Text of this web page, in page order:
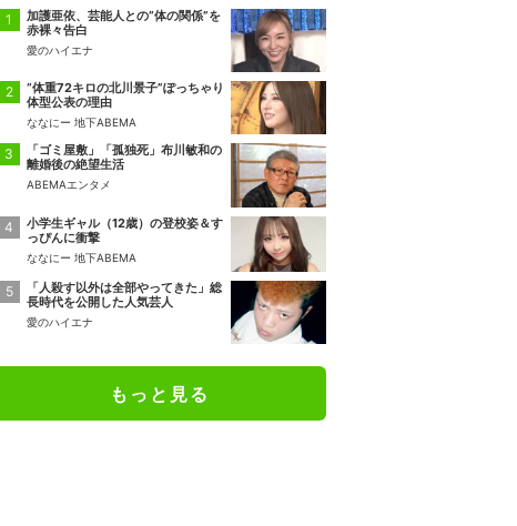
加護亜依、芸能人との“体の関係”を
赤裸々告白
愛のハイエナ
“体重72キロの北川景子”ぽっちゃり
体型公表の理由
ななにー 地下ABEMA
「ゴミ屋敷」「孤独死」布川敏和の
離婚後の絶望生活
ABEMAエンタメ
小学生ギャル（12歳）の登校姿＆す
っぴんに衝撃
ななにー 地下ABEMA
「人殺す以外は全部やってきた」総
長時代を公開した人気芸人
愛のハイエナ
もっと見る